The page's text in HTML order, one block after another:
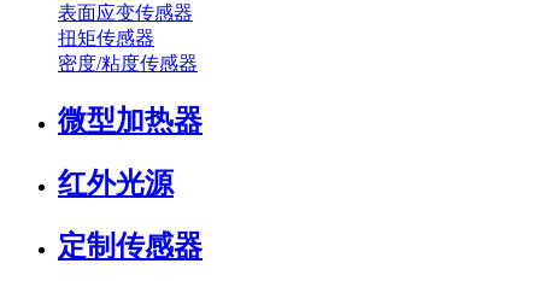
表面应变传感器
扭矩传感器
密度/粘度传感器
微型加热器
红外光源
定制传感器